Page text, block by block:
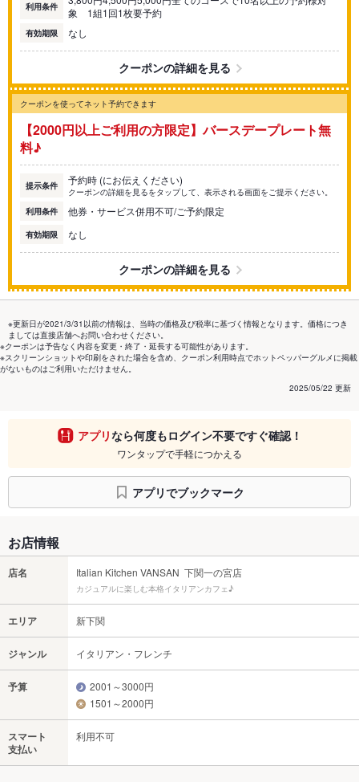
利用条件
象 1組1回1枚要予約
有効期限 なし
クーポンの詳細を見る
クーポンを使ってネット予約できます
【2000円以上ご利用の方限定】バースデープレート無
料♪
提示条件 予約時 (にお伝えください)
クーポンの詳細を見るをタップして、表示される画面をご提示ください。
利用条件
他券・サービス併用不可/ご予約限定
有効期限 なし
クーポンの詳細を見る
※更新日が2021/3/31以前の情報は、当時の価格及び税率に基づく情報となります。価格につき
ましては直接店舗へお問い合わせください。
※クーポンは予告なく内容を変更・終了・延長する可能性があります。
※スクリーンショットや印刷をされた場合を含め、クーポン利用時点でホットペッパーグルメに掲載
がないものはご利用いただけません。
2025/05/22 更新
アプリなら何度もログイン不要ですぐ確認！
ワンタップで手軽につかえる
アプリでブックマーク
お店情報
店名 Italian Kitchen VANSAN 下関一の宮店
カジュアルに楽しむ本格イタリアンカフェ♪
エリア 新下関
ジャンル イタリアン・フレンチ
予算
2001～3000円
1501～2000円
スマート
支払い
利用不可